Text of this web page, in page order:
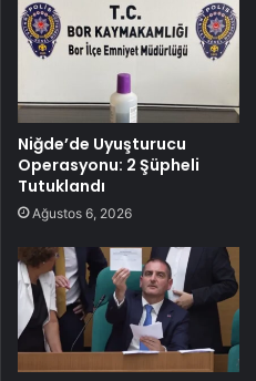
Niğde’de Uyuşturucu
Operasyonu: 2 Şüpheli
Tutuklandı
Ağustos 6, 2026